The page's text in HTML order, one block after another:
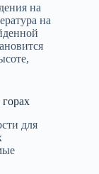
на
на
для